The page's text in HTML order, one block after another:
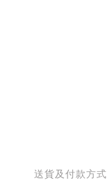
送貨及付款方式